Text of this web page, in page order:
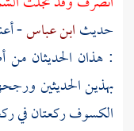
حديثابن عباس-
: هذان الحديثان
بهذين الحديثين
الكسوف ركعتان في